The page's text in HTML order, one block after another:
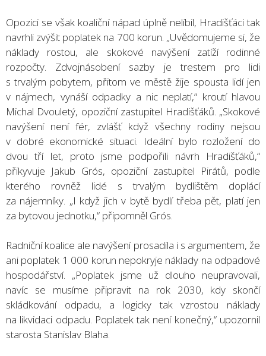
Opozici se však koaliční nápad úplně nelíbil, Hradišťáci tak
navrhli zvýšit poplatek na 700 korun. „Uvědomujeme si, že
náklady rostou, ale skokové navýšení zatíží rodinné
rozpočty. Zdvojnásobení sazby je trestem pro lidi
s trvalým pobytem, přitom ve městě žije spousta lidí jen
v nájmech, vynáší odpadky a nic neplatí,“ kroutí hlavou
Michal Dvouletý, opoziční zastupitel Hradišťáků. „Skokové
navýšení není fér, zvlášť když všechny rodiny nejsou
v dobré ekonomické situaci. Ideální bylo rozložení do
dvou tří let, proto jsme podpořili návrh Hradišťáků,“
přikyvuje Jakub Grós, opoziční zastupitel Pirátů, podle
kterého rovněž lidé s trvalým bydlištěm doplácí
za nájemníky. „I když jich v bytě bydlí třeba pět, platí jen
za bytovou jednotku,“ připomněl Grós.
Radniční koalice ale navýšení prosadila i s argumentem, že
ani poplatek 1 000 korun nepokryje náklady na odpadové
hospodářství. „Poplatek jsme už dlouho neupravovali,
navíc se musíme připravit na rok 2030, kdy skončí
skládkování odpadu, a logicky tak vzrostou náklady
na likvidaci odpadu. Poplatek tak není konečný,“ upozornil
starosta Stanislav Blaha.